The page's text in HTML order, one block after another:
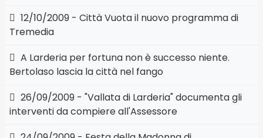
12/10/2009 - Città Vuota il nuovo programma di
Tremedia
A Larderia per fortuna non è successo niente.
Bertolaso lascia la città nel fango
26/09/2009 - "Vallata di Larderia" documenta gli
interventi da compiere all'Assessore